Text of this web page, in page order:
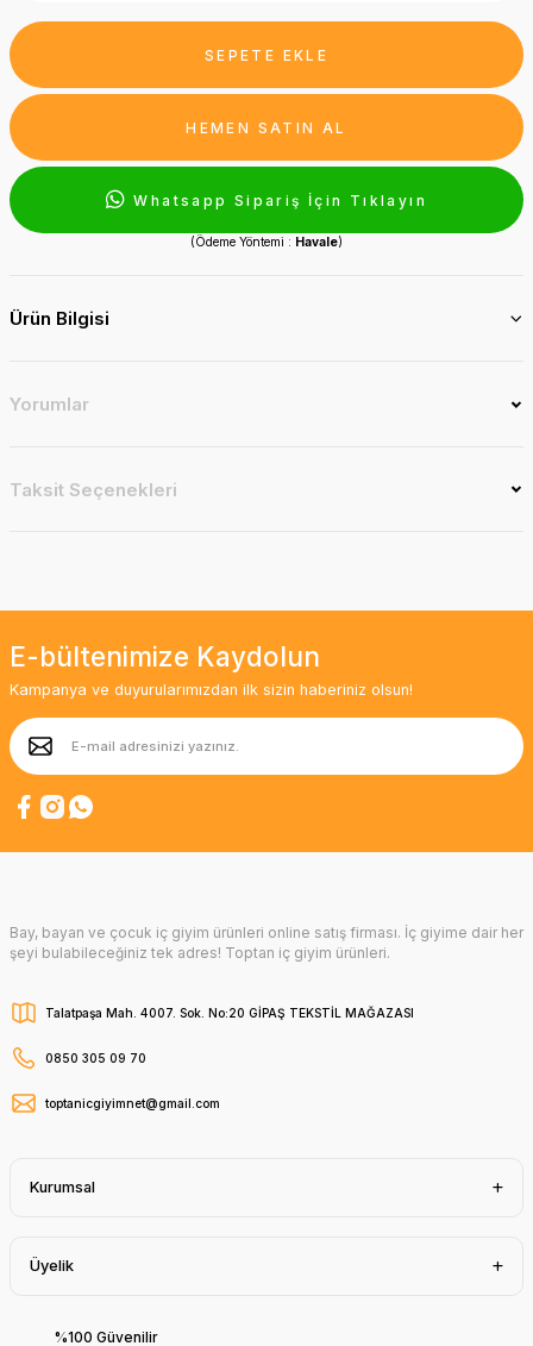
SEPETE EKLE
HEMEN SATIN AL
Whatsapp Sipariş İçin Tıklayın
(Ödeme Yöntemi : Havale)
Ürün Bilgisi
Yorumlar
Taksit Seçenekleri
E-bültenimize Kaydolun
Kampanya ve duyurularımızdan ilk sizin haberiniz olsun!
Bay, bayan ve çocuk iç giyim ürünleri online satış firması. İç giyime dair her
şeyi bulabileceğiniz tek adres! Toptan iç giyim ürünleri.
Talatpaşa Mah. 4007. Sok. No:20 GİPAŞ TEKSTİL MAĞAZASI
0850 305 09 70
toptanicgiyimnet@gmail.com
Kurumsal
Üyelik
%100 Güvenilir